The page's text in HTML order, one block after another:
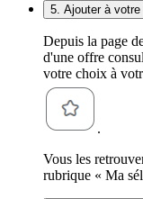
5. Ajouter à
Depuis la page
d'une offre
votre choix à
.
Vous les
rubrique « Ma